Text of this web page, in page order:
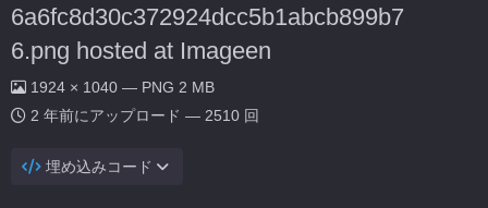
6a6fc8d30c372924dcc5b1abcb899b7
6.png hosted at Imageen
1924 × 1040 — PNG 2 MB
2 年前にアップロード — 2510 回
埋め込みコード